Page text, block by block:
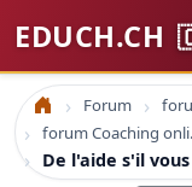
EDUCH.CH
Accueil Forum
forum
De l'aide s'il